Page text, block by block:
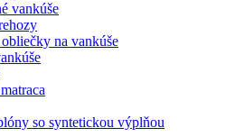
vankúše
na vankúše
so syntetickou výplňou